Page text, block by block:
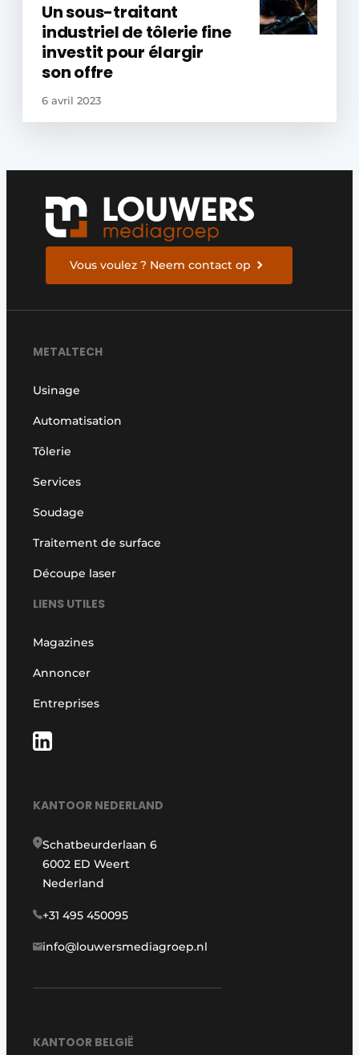
Un sous-traitant
industriel de tôlerie fine
investit pour élargir
son offre
6 avril 2023
Vous voulez ? Neem contact op
METALTECH
Usinage
Automatisation
Tôlerie
Services
Soudage
Traitement de surface
Découpe laser
LIENS UTILES
Magazines
Annoncer
Entreprises
KANTOOR NEDERLAND
Schatbeurderlaan 6
6002 ED Weert
Nederland
+31 495 450095
info@louwersmediagroep.nl
KANTOOR BELGIË